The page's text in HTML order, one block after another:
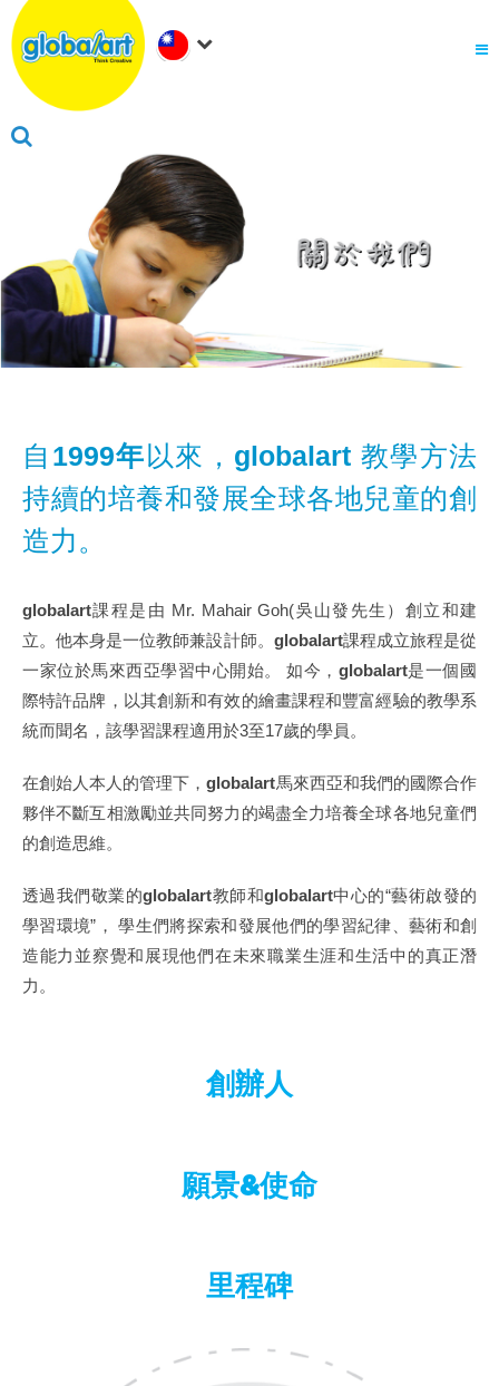
關於Global Art
成為我們的夥伴
自 1999年 以來， globalart 教學方法
持續的培養和發展全球各地兒童的創
造力。
globalart課程是 由 Mr. Mahair Goh(吳山發先生）創立和建
立。他本身是一位教師兼設計師。 globalart課程成立旅程是從
一家位於馬來西亞學習中心開始。 如今， globalart是一個國
際特許品牌，以其創新和有效的繪畫課程和豐富經驗的教學系
統而聞名，該學習課程適用於3至17歲的學員。
在創始人本人的管理下，globalart馬來西亞和我們的國際合作
夥伴不斷互相激勵並共同努力的竭盡全力培養全球各地兒童們
的創造思維。
透過我們敬業的globalart教師和globalart中心的“藝術啟發的
學習環境” ， 學生們將探索和發展他們的學習紀律、藝術和創
造能力並察覺和展現他們在未來職業生涯和生活中的真正潛
力。
創辦人
願景&使命
里程碑